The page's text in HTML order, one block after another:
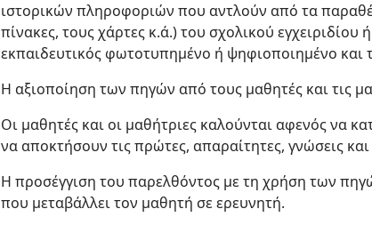
ιστορικών πληροφοριών που αντλούν από τα
πίνακες, τους χάρτες κ.ά.) του σχολικού
εκπαιδευτικός φωτοτυπημένο ή ψηφιοποιημένο και
Η αξιοποίηση των πηγών από τους μαθητές και τις
Οι μαθητές και οι μαθήτριες καλούνται αφενός να
να αποκτήσουν τις πρώτες, απαραίτητες, γνώσεις
Η προσέγγιση του παρελθόντος με τη χρήση των
που μεταβάλλει τον μαθητή σε ερευνητή.